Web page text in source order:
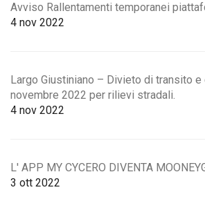
Avviso Rallentamenti temporanei
4 nov 2022
Largo Giustiniano – Divieto di transito
novembre 2022 per rilievi stradali.
4 nov 2022
L' APP MY CYCERO DIVENTA
3 ott 2022